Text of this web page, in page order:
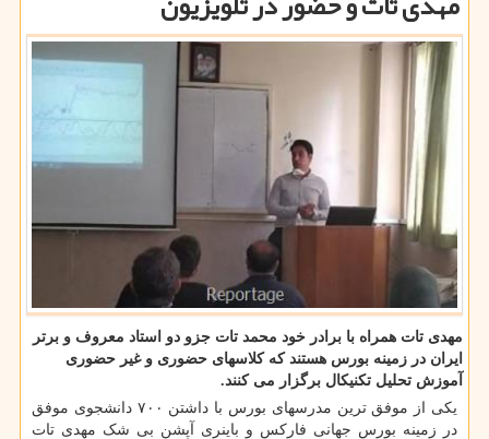
مهدی تات همراه با برادر خود محمد تات جزو دو استاد معروف و برتر
ایران در زمینه بورس هستند كه كلاسهای حضوری و غیر حضوری
آموزش تحلیل تكنیكال برگزار می كنند.
یکی از موفق ترین مدرسهای بورس با داشتن ۷۰۰ دانشجوی موفق
در زمینه بورس جهانی فارکس و باینری آپشن بی شک مهدی تات